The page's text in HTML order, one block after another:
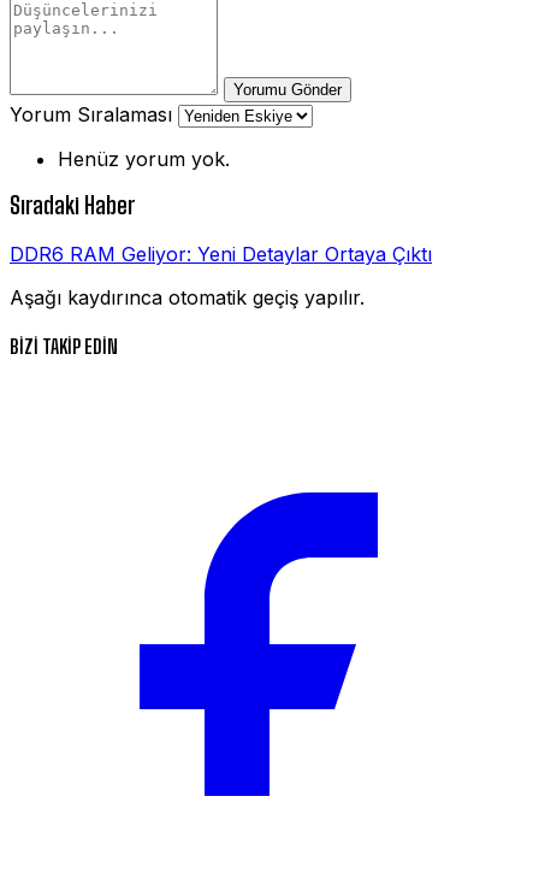
Yorumu Gönder
Yorum Sıralaması
Henüz yorum yok.
Sıradaki Haber
DDR6 RAM Geliyor: Yeni Detaylar Ortaya Çıktı
Aşağı kaydırınca otomatik geçiş yapılır.
BİZİ TAKİP EDİN